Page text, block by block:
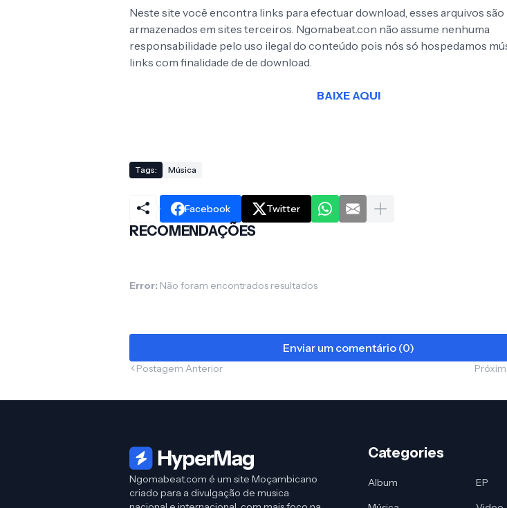
Neste site você encontra links para efectuar download, esses arquivos são
armazenados em sites terceiros. Ngomabeat.con não assume nenhuma
responsabilidade pelo uso ilegal do conteúdo pois nós só hospedamos
links com finalidade de de download.
BAIXE AQUI
Tags: Música
Facebook Twitter
RECOMENDAÇÕES
Error: Não foram encontrados resultados
Enviar um comentário (0)
Postagem Anterior
Ngomabeat.com é um site Moçambicano
criado para a divulgação de musica
Categories
Album
EP